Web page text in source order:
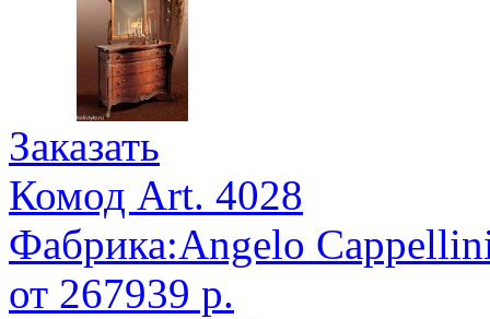
Заказать
Комод Art. 4028
Фабрика:Angelo
от 267939 р.